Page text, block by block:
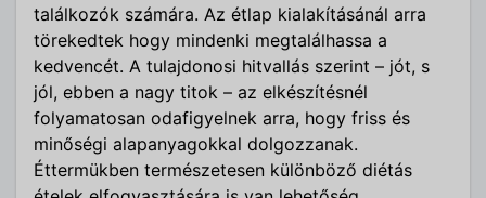
találkozók számára. Az étlap kialakításánál arra
törekedtek hogy mindenki megtalálhassa a
kedvencét. A tulajdonosi hitvallás szerint – jót, s
jól, ebben a nagy titok – az elkészítésnél
folyamatosan odafigyelnek arra, hogy friss és
minőségi alapanyagokkal dolgozzanak.
Éttermükben természetesen különböző diétás